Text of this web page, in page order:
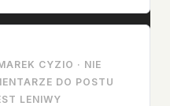
INDUSTRY
I
SPACE
X
CYZIO · NIE
DO POSTU
LENIWY